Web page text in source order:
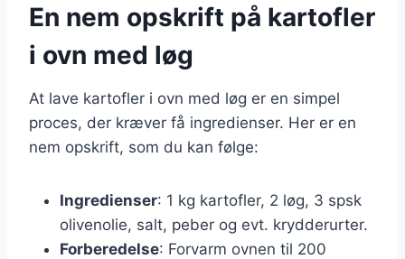
En nem opskrift på kartofler
i ovn med løg
At lave kartofler i ovn med løg er en simpel
proces, der kræver få ingredienser. Her er en
nem opskrift, som du kan følge:
Ingredienser: 1 kg kartofler, 2 løg, 3 spsk
olivenolie, salt, peber og evt. krydderurter.
Forberedelse: Forvarm ovnen til 200